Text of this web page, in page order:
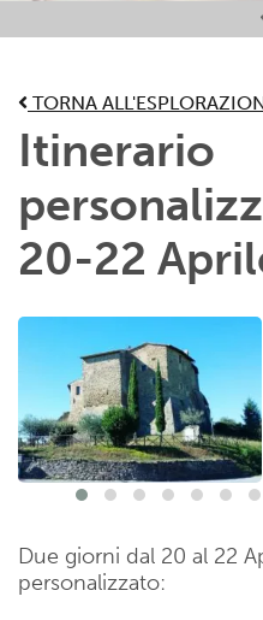
Attività preferite
TORNA
Itinerario
20-22
Due giorni dal 20 al 22
personalizzato: